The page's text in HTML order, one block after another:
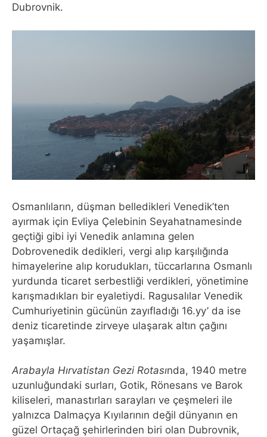
Dubrovnik.
Osmanlıların, düşman belledikleri Venedik’ten
ayırmak için Evliya Çelebinin Seyahatnamesinde
geçtiği gibi iyi Venedik anlamına gelen
Dobrovenedik dedikleri, vergi alıp karşılığında
himayelerine alıp korudukları, tüccarlarına Osmanlı
yurdunda ticaret serbestliği verdikleri, yönetimine
karışmadıkları bir eyaletiydi. Ragusalılar Venedik
Cumhuriyetinin gücünün zayıfladığı 16.yy’ da ise
deniz ticaretinde zirveye ulaşarak altın çağını
yaşamışlar.
Arabayla Hırvatistan Gezi Rotasında, 1940 metre
uzunluğundaki surları, Gotik, Rönesans ve Barok
kiliseleri, manastırları sarayları ve çeşmeleri ile
yalnızca Dalmaçya Kıyılarının değil dünyanın en
güzel Ortaçağ şehirlerinden biri olan Dubrovnik,